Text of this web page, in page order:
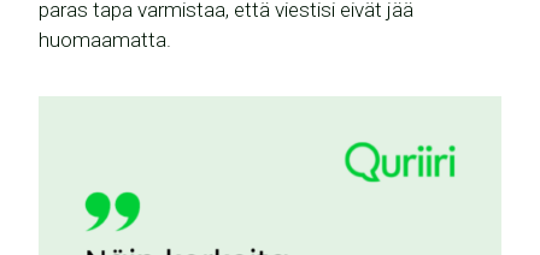
paras tapa varmistaa, että viestisi eivät jää
huomaamatta.